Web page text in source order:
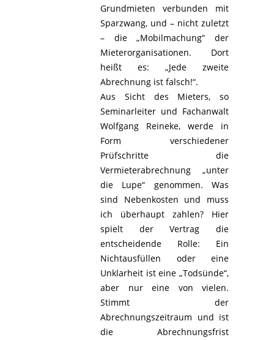
Grundmieten verbunden mit
Sparzwang, und – nicht zuletzt
– die „Mobilmachung“ der
Mieterorganisationen. Dort
heißt es: „Jede zweite
Abrechnung ist falsch!“.
Aus Sicht des Mieters, so
Seminarleiter und Fachanwalt
Wolfgang Reineke, werde in
Form verschiedener
Prüfschritte die
Vermieterabrechnung „unter
die Lupe“ genommen. Was
sind Nebenkosten und muss
ich überhaupt zahlen? Hier
spielt der Vertrag die
entscheidende Rolle: Ein
Nichtausfüllen oder eine
Unklarheit ist eine „Todsünde“,
aber nur eine von vielen.
Stimmt der
Abrechnungszeitraum und ist
die Abrechnungsfrist